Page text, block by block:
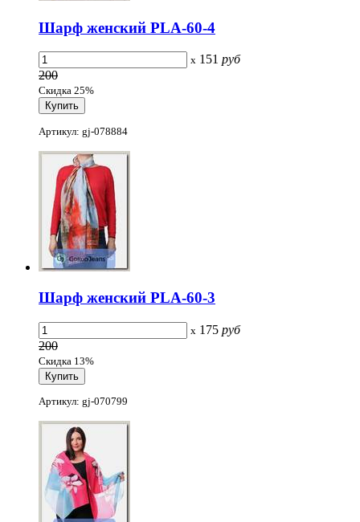
Шарф женский PLA-60-4
x 151 руб
200
Скидка 25%
Артикул: gj-078884
Шарф женский PLA-60-3
x 175 руб
200
Скидка 13%
Артикул: gj-070799